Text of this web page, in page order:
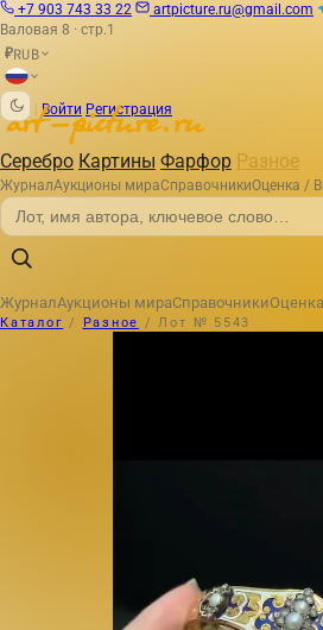
+7 903 743 33 22 artpicture.ru@gmail.com
Валовая 8 · стр.1
₽RUB
Войти Регистрация
Серебро Картины Фарфор Разное
ЖурналАукционы мираСправочникиОценка /
ЖурналАукционы мираСправочники
Каталог / Разное / Лот № 5543